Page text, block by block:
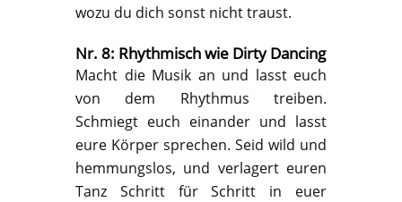
wozu du dich sonst nicht traust.
Nr. 8: Rhythmisch wie Dirty Dancing
Macht die Musik an und lasst euch
von dem Rhythmus treiben.
Schmiegt euch einander und lasst
eure Körper sprechen. Seid wild und
hemmungslos, und verlagert euren
Tanz Schritt für Schritt in euer